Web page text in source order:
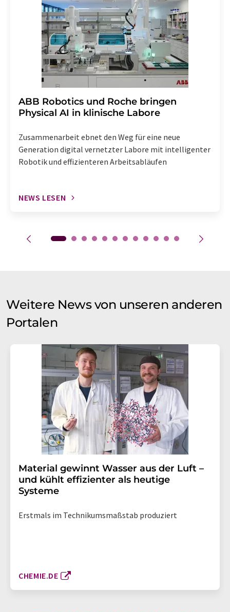
widerrufen. Zudem ist in jeder E-Mail ein Link zur
Abbestellung des entsprechenden Newsletters
enthalten.
​​​​​​​ABB Robotics und Roche bringen
Physical AI in klinische Labore
Zusammenarbeit ebnet den Weg für eine neue
Generation digital vernetzter Labore mit intelligenter
Robotik und effizienteren Arbeitsabläufen
NEWS LESEN
Weitere News von unseren anderen
Portalen
Material gewinnt Wasser aus der Luft –
und kühlt effizienter als heutige
Systeme
Erstmals im Technikumsmaßstab produziert
CHEMIE.DE